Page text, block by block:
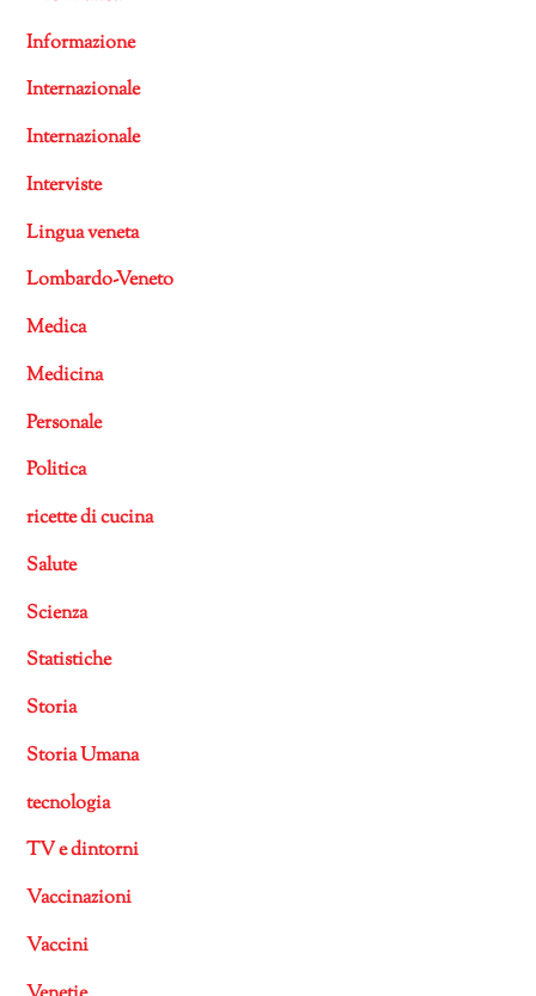
Informazione
Internazionale
Internazionale
Interviste
Lingua veneta
Lombardo-Veneto
Medica
Medicina
Personale
Politica
ricette di cucina
Salute
Scienza
Statistiche
Storia
Storia Umana
tecnologia
TV e dintorni
Vaccinazioni
Vaccini